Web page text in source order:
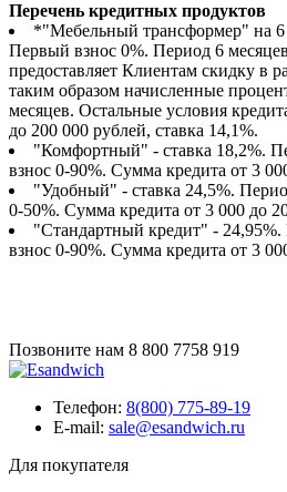
Перечень кредитных продуктов
*"Мебельный трансформер" на 6
Первый взнос 0%. Период 6
предоставляет Клиентам скидку в
таким образом начисленные
месяцев. Остальные условия
до 200 000 рублей, ставка 14,1%.
"Комфортный" - ставка 18,2%.
взнос 0-90%. Сумма кредита от 3
"Удобный" - ставка 24,5%.
0-50%. Сумма кредита от 3 000 до
"Стандартный кредит" -
взнос 0-90%. Сумма кредита от 3
Позвоните нам 8 800 7758 919
Телефон: 8(800) 775-89-19
E-mail: sale@esandwich.ru
Для покупателя